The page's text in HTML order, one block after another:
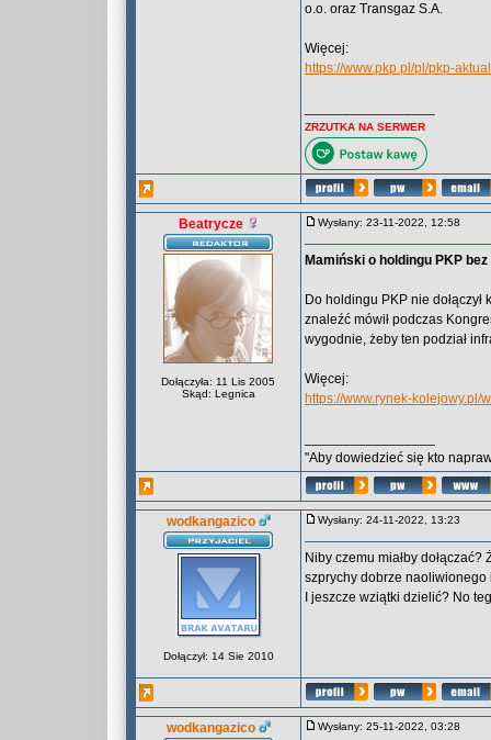
o.o. oraz Transgaz S.A.
Więcej:
https://www.pkp.pl/pl/pkp-
ZRZUTKA NA SERWER
Beatrycze
Dołączyła: 11 Lis 2005
Skąd: Legnica
Wysłany: 23-11-2022, 12:58
Mamiński o holdingu PKP bez
Do holdingu PKP nie
znaleźć mówił podczas
wygodnie, żeby ten podział
Więcej:
https://www.rynek-
"Aby dowiedzieć się kto
wodkangazico
Dołączył: 14 Sie 2010
Wysłany: 24-11-2022, 13:23
Niby czemu miałby dołączać?
szprychy dobrze naoliwionego
I jeszcze wziątki dzielić? No
wodkangazico Wysłany: 25-11-2022, 03:28